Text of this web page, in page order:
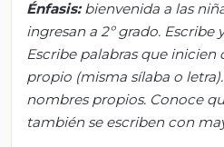
Énfasis: bienvenida a las
ingresan a 2º grado.
Escribe palabras que
propio (misma sílaba o
nombres propios. Conoce
también se escriben con